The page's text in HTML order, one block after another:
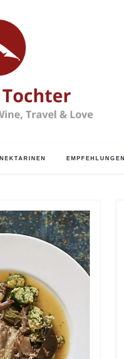
NEKTARINEN EMPFEHLUNGEN